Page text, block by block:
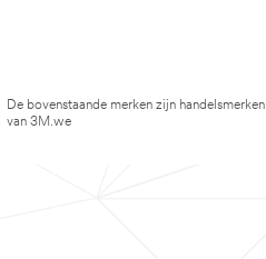
De bovenstaande merken zijn handelsmerken
van 3M.we